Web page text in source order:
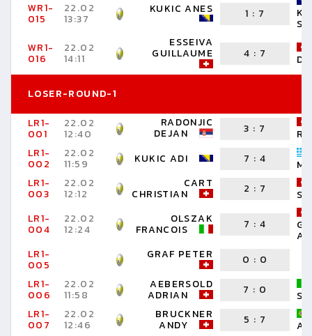
WR1-
015
22.02
13:37
KUKIC ANES 1 : 7
WR1-
016
22.02
14:11
ESSEIVA
GUILLAUME 4 : 7
LOSER-ROUND-1
LR1-
001
22.02
12:40
RADONJIC
DEJAN 3 : 7
LR1-
002
22.02
11:59 KUKIC ADI 7 : 4
LR1-
003
22.02
12:12
CART
CHRISTIAN 2 : 7
LR1-
004
22.02
12:24
OLSZAK
FRANCOIS 7 : 4
LR1-
005
GRAF PETER 0 : 0
LR1-
006
22.02
11:58
AEBERSOLD
ADRIAN 7 : 0
LR1-
007
22.02
12:46
BRUCKNER
ANDY 5 : 7